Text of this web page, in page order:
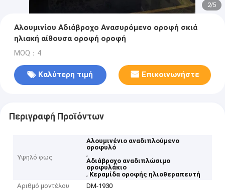
2/5
Αλουμινίου Αδιάβροχο Ανασυρόμενο οροφή σκιά
ηλιακή αίθουσα οροφή οροφή
MOQ：4
Καλύτερη τιμή Επικοινωνήστε
Περιγραφή Προϊόντων
Υψηλό φως
Αλουμινένιο αναδιπλούμενο
οροφυλό
,
Αδιάβροχο αναδιπλώσιμο
οροφυλάκιο
, Κεραμίδα οροφής ηλιοθεραπευτή
Αριθμό μοντέλου
DM-1930